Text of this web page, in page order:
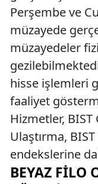
Perşembe ve
müzayede
müzayedeler
hisse işlemleri
faaliyet
Hizmetler, BIST
Ulaştırma,
endekslerine
BEYAZ FILO